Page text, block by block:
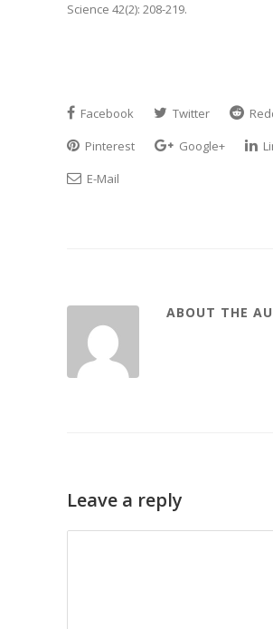
Science 42(2): 208-219.
Facebook Twitter
Pinterest
Google+
E-Mail
ABOUT THE
Leave a reply